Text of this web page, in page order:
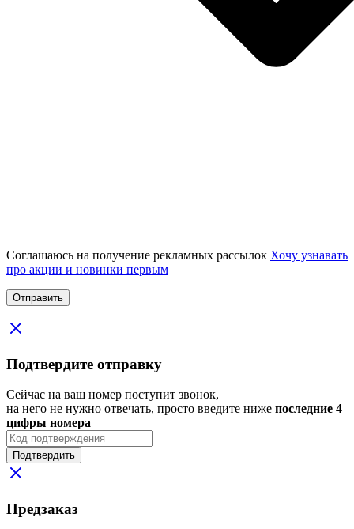
Соглашаюсь на получение рекламных рассылок Хочу узнавать
про акции и новинки первым
Подтвердите отправку
Сейчас на ваш номер поступит звонок,
на него не нужно отвечать, просто введите ниже последние 4
цифры номера
Подтвердить
Предзаказ